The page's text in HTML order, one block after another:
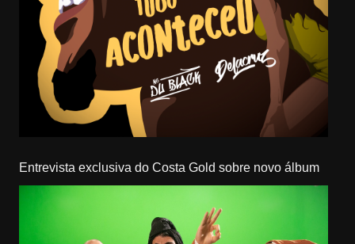
Entrevista exclusiva do Costa Gold sobre novo álbum